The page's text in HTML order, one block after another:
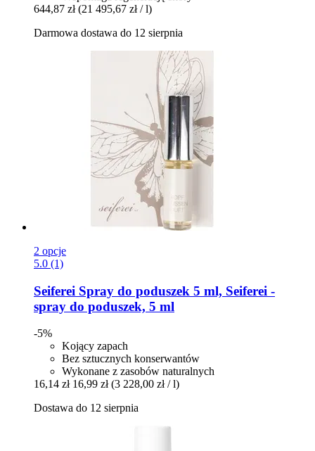
644,87 zł (21 495,67 zł / l)
Darmowa dostawa do 12 sierpnia
2 opcje
5.0 (1)
Seiferei Spray do poduszek 5 ml, Seiferei -​
spray do poduszek, 5 ml
-5%
Kojący zapach
Bez sztucznych konserwantów
Wykonane z zasobów naturalnych
16,14 zł 16,99 zł (3 228,00 zł / l)
Dostawa do 12 sierpnia